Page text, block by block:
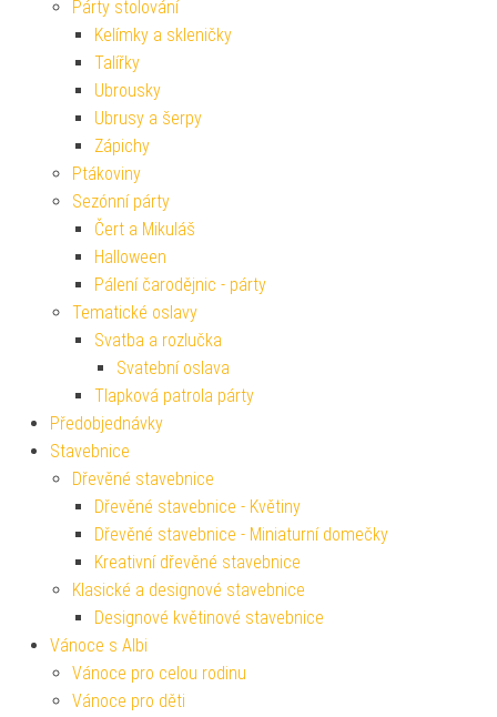
Párty stolování
Kelímky a skleničky
Talířky
Ubrousky
Ubrusy a šerpy
Zápichy
Ptákoviny
Sezónní párty
Čert a Mikuláš
Halloween
Pálení čarodějnic - párty
Tematické oslavy
Svatba a rozlučka
Svatební oslava
Tlapková patrola párty
Předobjednávky
Stavebnice
Dřevěné stavebnice
Dřevěné stavebnice - Květiny
Dřevěné stavebnice - Miniaturní domečky
Kreativní dřevěné stavebnice
Klasické a designové stavebnice
Designové květinové stavebnice
Vánoce s Albi
Vánoce pro celou rodinu
Vánoce pro děti